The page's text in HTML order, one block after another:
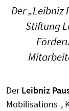
Der „Leibniz
Stiftung
DerLeibniz
Mobilisations-,